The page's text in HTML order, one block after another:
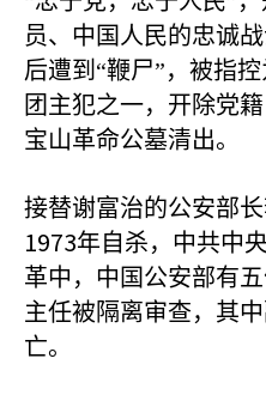
员、中国人民的忠诚
后遭到“鞭尸”，被指
团主犯之一，开除党
宝山革命公墓清出。
接替谢富治的公安部
1973年自杀，中共中
革中，中国公安部有
主任被隔离审查，其
亡。